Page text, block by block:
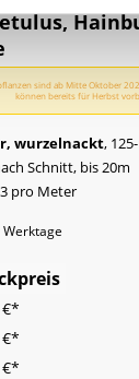
sind ab Mitte Oktober
können bereits für Herbst
wurzelnackt,
Schnitt, bis 20m
pro Meter
€*
€*
€*